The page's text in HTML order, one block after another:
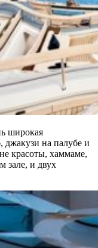
широкая
джакузи на палубе и
красоты, хаммаме,
зале, и двух